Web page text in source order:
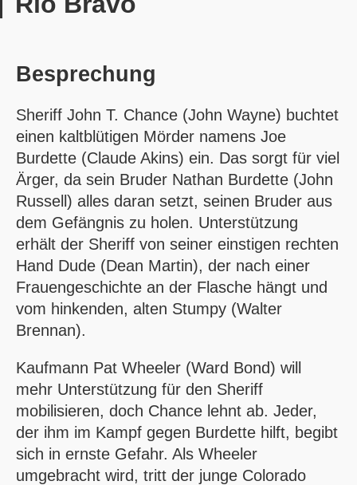
Besprechung
Sheriff John T. Chance (John Wayne) buchtet
einen kaltblütigen Mörder namens Joe
Burdette (Claude Akins) ein. Das sorgt für viel
Ärger, da sein Bruder Nathan Burdette (John
Russell) alles daran setzt, seinen Bruder aus
dem Gefängnis zu holen. Unterstützung
erhält der Sheriff von seiner einstigen rechten
Hand Dude (Dean Martin), der nach einer
Frauengeschichte an der Flasche hängt und
vom hinkenden, alten Stumpy (Walter
Brennan).
Kaufmann Pat Wheeler (Ward Bond) will
mehr Unterstützung für den Sheriff
mobilisieren, doch Chance lehnt ab. Jeder,
der ihm im Kampf gegen Burdette hilft, begibt
sich in ernste Gefahr. Als Wheeler
umgebracht wird, tritt der junge Colorado